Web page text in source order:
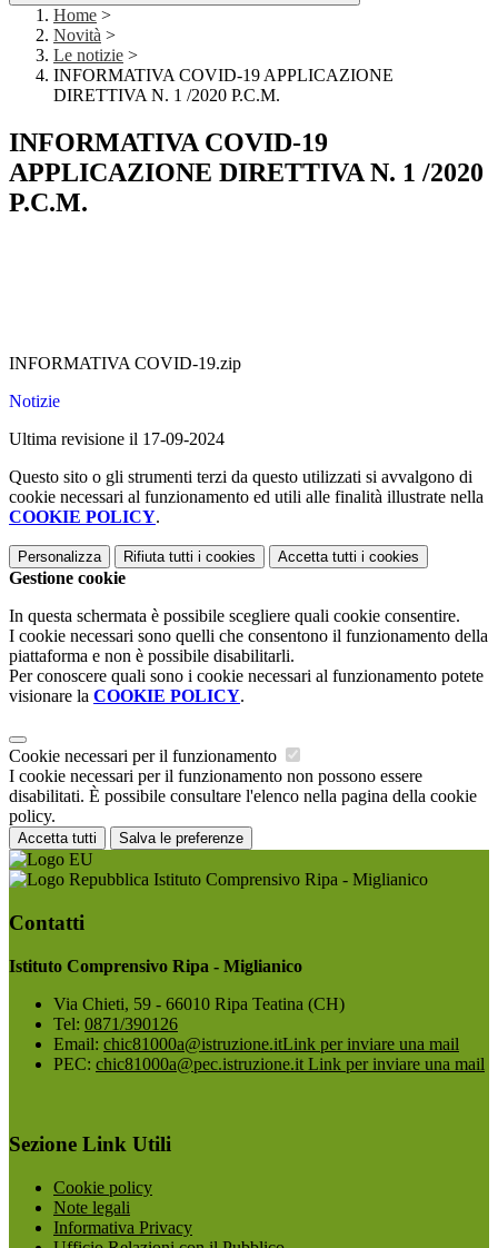
Home >
Novità >
Le notizie >
INFORMATIVA COVID-19 APPLICAZIONE
DIRETTIVA N. 1 /2020 P.C.M.
INFORMATIVA COVID-19
APPLICAZIONE DIRETTIVA N. 1 /2020
P.C.M.
INFORMATIVA COVID-19.zip
Notizie
Ultima revisione il 17-09-2024
Questo sito o gli strumenti terzi da questo utilizzati si avvalgono di
cookie necessari al funzionamento ed utili alle finalità illustrate nella
COOKIE POLICY.
Personalizza Rifiuta tutti i cookies Accetta tutti i cookies
Gestione cookie
In questa schermata è possibile scegliere quali cookie consentire.
I cookie necessari sono quelli che consentono il funzionamento della
piattaforma e non è possibile disabilitarli.
Per conoscere quali sono i cookie necessari al funzionamento potete
visionare la COOKIE POLICY.
Cookie necessari per il funzionamento
I cookie necessari per il funzionamento non possono essere
disabilitati. È possibile consultare l'elenco nella pagina della cookie
policy.
Accetta tutti Salva le preferenze
Istituto Comprensivo Ripa - Miglianico
Contatti
Istituto Comprensivo Ripa - Miglianico
Via Chieti, 59 - 66010 Ripa Teatina (CH)
Tel: 0871/390126
Email: chic81000a@istruzione.itLink per inviare una mail
PEC: chic81000a@pec.istruzione.it Link per inviare una mail
Sezione Link Utili
Cookie policy
Note legali
Informativa Privacy